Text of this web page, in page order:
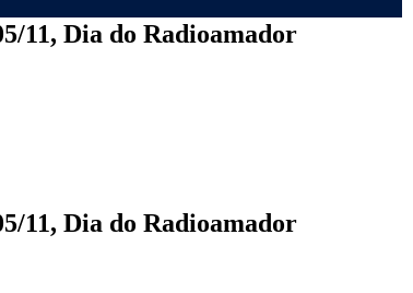
11, Dia do Radioamador
11, Dia do Radioamador